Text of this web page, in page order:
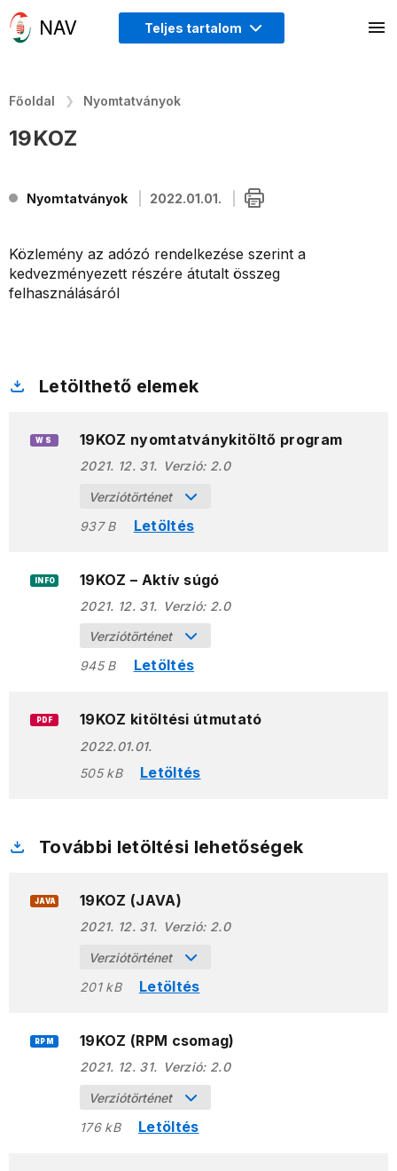
Teljes tartalom
Főoldal Nyomtatványok
19KOZ
Nyomtatványok 2022.01.01.
Közlemény az adózó rendelkezése szerint a
kedvezményezett részére átutalt összeg
felhasználásáról
Letölthető elemek
WS 19KOZ nyomtatványkitöltő program
2021. 12. 31. Verzió: 2.0
Verziótörténet
937 B
Letöltés
INFO 19KOZ – Aktív súgó
2021. 12. 31. Verzió: 2.0
Verziótörténet
945 B
Letöltés
PDF 19KOZ kitöltési útmutató
2022.01.01.
505 kB
Letöltés
További letöltési lehetőségek
JAVA 19KOZ (JAVA)
2021. 12. 31. Verzió: 2.0
Verziótörténet
201 kB
Letöltés
RPM 19KOZ (RPM csomag)
2021. 12. 31. Verzió: 2.0
Verziótörténet
176 kB
Letöltés